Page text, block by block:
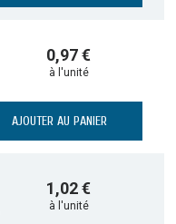
0,97 €
à l'unité
AJOUTER AU PANIER
1,02 €
à l'unité